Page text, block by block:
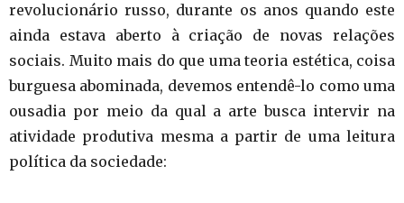
revolucionário russo, durante os anos quando este
ainda estava aberto à criação de novas relações
sociais. Muito mais do que uma teoria estética, coisa
burguesa abominada, devemos entendê-lo como uma
ousadia por meio da qual a arte busca intervir na
atividade produtiva mesma a partir de uma leitura
política da sociedade: